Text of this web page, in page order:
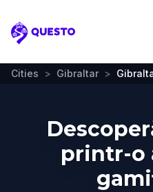
Questo
Cities > Gibraltar >
printr-o